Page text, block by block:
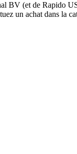
BV (et de Rapido
un achat dans la